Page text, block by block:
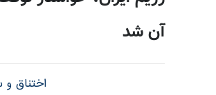
آن شد
اختناق